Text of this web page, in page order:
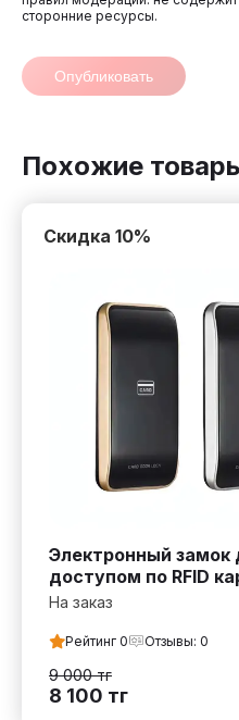
сторонние ресурсы.
Опубликовать
Похожие
Электронный замок
доступом по RFID
Скидка 10%
На заказ
Рейтинг 0 Отзывы: 0
9 000тг
8 100 тг